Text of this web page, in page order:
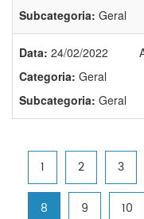
Subcategoria: Geral
Data: 24/02/2022
Categoria: Geral
Subcategoria: Geral
1 2 3
8 9 10